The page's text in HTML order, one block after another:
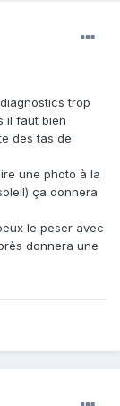
trop
il faut bien
des tas de
une photo à la
ça donnera
le peser avec
donnera une